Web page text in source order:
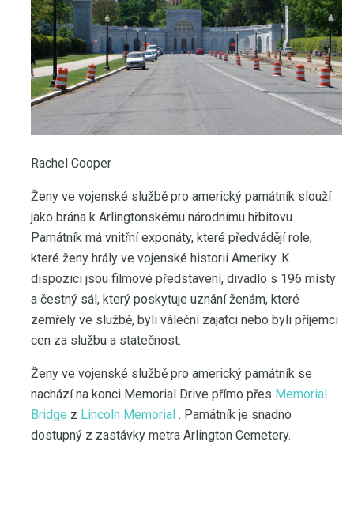
Rachel Cooper
Ženy ve vojenské službě pro americký památník slouží
jako brána k Arlingtonskému národnímu hřbitovu.
Památník má vnitřní exponáty, které předvádějí role,
které ženy hrály ve vojenské historii Ameriky. K
dispozici jsou filmové představení, divadlo s 196 místy
a čestný sál, který poskytuje uznání ženám, které
zemřely ve službě, byli váleční zajatci nebo byli příjemci
cen za službu a statečnost.
Ženy ve vojenské službě pro americký památník se
nachází na konci Memorial Drive přímo přes Memorial
Bridge z Lincoln Memorial . Památník je snadno
dostupný z zastávky metra Arlington Cemetery.